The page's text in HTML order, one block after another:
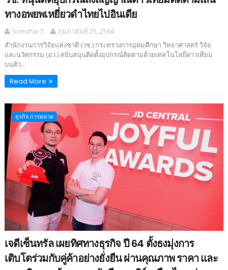
ทางอพยพเหยี่ยวดำไทยไปอินเดีย
Somchai T.
กุมภาพันธ์ 25, 2564
สำนักงานการวิจัยแห่งชาติ (วช.) กระทรวงการอุดมศึกษา วิทยาศาสตร์ วิจัย
และนวัตกรรม (อว.) สนับสนุนติดตั้งอุปกรณ์ติดตามด้วยเทคโนโลยีดาวเทียม
บนตัว...
Read More
ธุรกิจ การตลาด
เจดีเซ็นทรัล เผยทิศทางธุรกิจ ปี 64 ตั้งธงมุ่งการ
เติบโตร่วมกับคู่ค้าอย่างยั่งยืน ผ่านคุณภาพ ราคา และ